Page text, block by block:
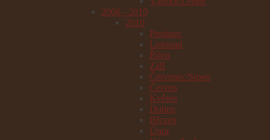
2006 - 2010
2010
Prosinec
Listopad
Říjen
Září
Červenec/Srpen
Červen
Květen
Duben
Březen
Únor